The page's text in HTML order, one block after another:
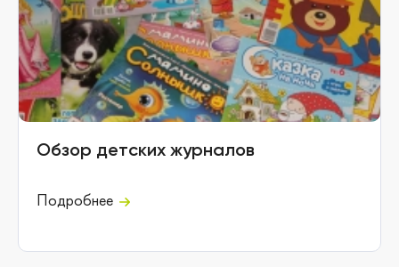
Обзор детских журналов
Подробнее